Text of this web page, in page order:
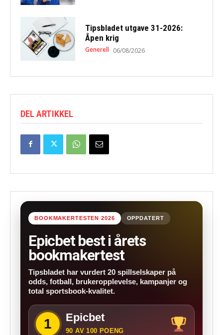
Tipsbladet utgave 31-2026:
Åpen krig
Generell 06/08/2026
DEL ARTIKKEL
BOOKMAKERTESTEN 2026 OPPDATERT
Epicbet best i årets
bookmakertest
Tipsbladet har vurdert 20 spillselskaper på
odds, fotball, brukeropplevelse, kampanjer og
total sportsbook-kvalitet.
1 Epicbet
90 AV 100 POENG